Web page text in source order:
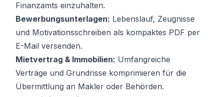
Finanzamts einzuhalten.
Bewerbungsunterlagen: Lebenslauf, Zeugnisse
und Motivationsschreiben als kompaktes PDF per
E-Mail versenden.
Mietvertrag & Immobilien: Umfangreiche
Verträge und Grundrisse komprimieren für die
Übermittlung an Makler oder Behörden.